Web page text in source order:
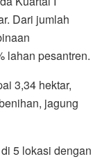
Dari jumlah
lahan pesantren.
3,34 hektar,
jagung
5 lokasi dengan